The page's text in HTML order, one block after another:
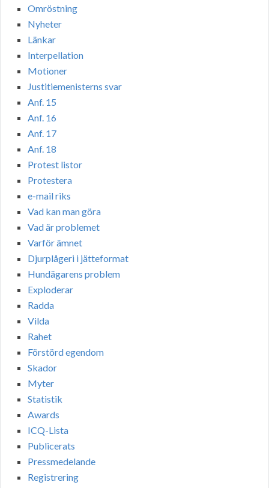
Omröstning
Nyheter
Länkar
Interpellation
Motioner
Justitiemenisterns svar
Anf. 15
Anf. 16
Anf. 17
Anf. 18
Protest listor
Protestera
e-mail riks
Vad kan man göra
Vad är problemet
Varför ämnet
Djurplågeri i jätteformat
Hundägarens problem
Exploderar
Radda
Vilda
Rahet
Förstörd egendom
Skador
Myter
Statistik
Awards
ICQ-Lista
Publicerats
Pressmedelande
Registrering